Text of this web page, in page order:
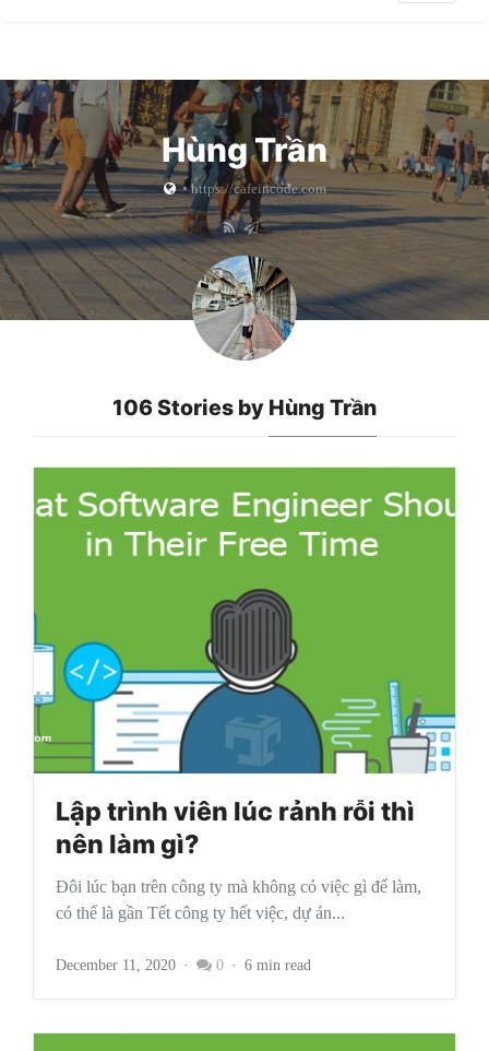
Hùng Trần
• https://cafeincode.com
106 Stories by Hùng Trần
Lập trình viên lúc rảnh rỗi thì
nên làm gì?
Đôi lúc bạn trên công ty mà không có việc gì để làm,
có thể là gần Tết công ty hết việc, dự án...
December 11, 2020 0 6 min read